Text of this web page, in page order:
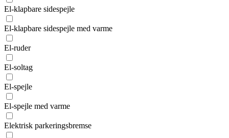
El-klapbare sidespejle
El-klapbare sidespejle med varme
El-ruder
El-soltag
El-spejle
El-spejle med varme
Elektrisk parkeringsbremse